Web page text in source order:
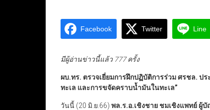
Facebook Twitter Line
มีผู้อ่านข่าวนี้แล้ว 777 ครั้ง
ผบ.ทร. ตรวจเยี่ยมการฝึกปฏิบัติการร่วม ศรชล. ป
ทะเล และการขจัดคราบน้ำมันในทะเล”
วันนี้ (20 มิ.ย.66) พล.ร.อ.เชิงชาย ชมเชิงแพทย์ ผู้